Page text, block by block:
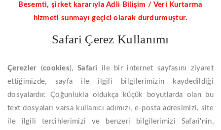
Besemti, şirket kararıyla Adli Bilişim / Veri Kurtarma
hizmeti sunmayı geçici olarak durdurmuştur.
Safari Çerez Kullanımı
Çerezler (cookies), Safari
ile bir internet sayfasını ziyaret
ettiğimizde, sayfa ile ilgili bilgilerimizin kaydedildiği
dosyalardır. Çoğunlukla oldukça küçük boyutlarda olan bu
text dosyaları varsa kullanıcı adımızı, e-posta adresimizi, site
ile ilgili tercihlerimizi ve benzeri bilgilerimizi Safari'nin,